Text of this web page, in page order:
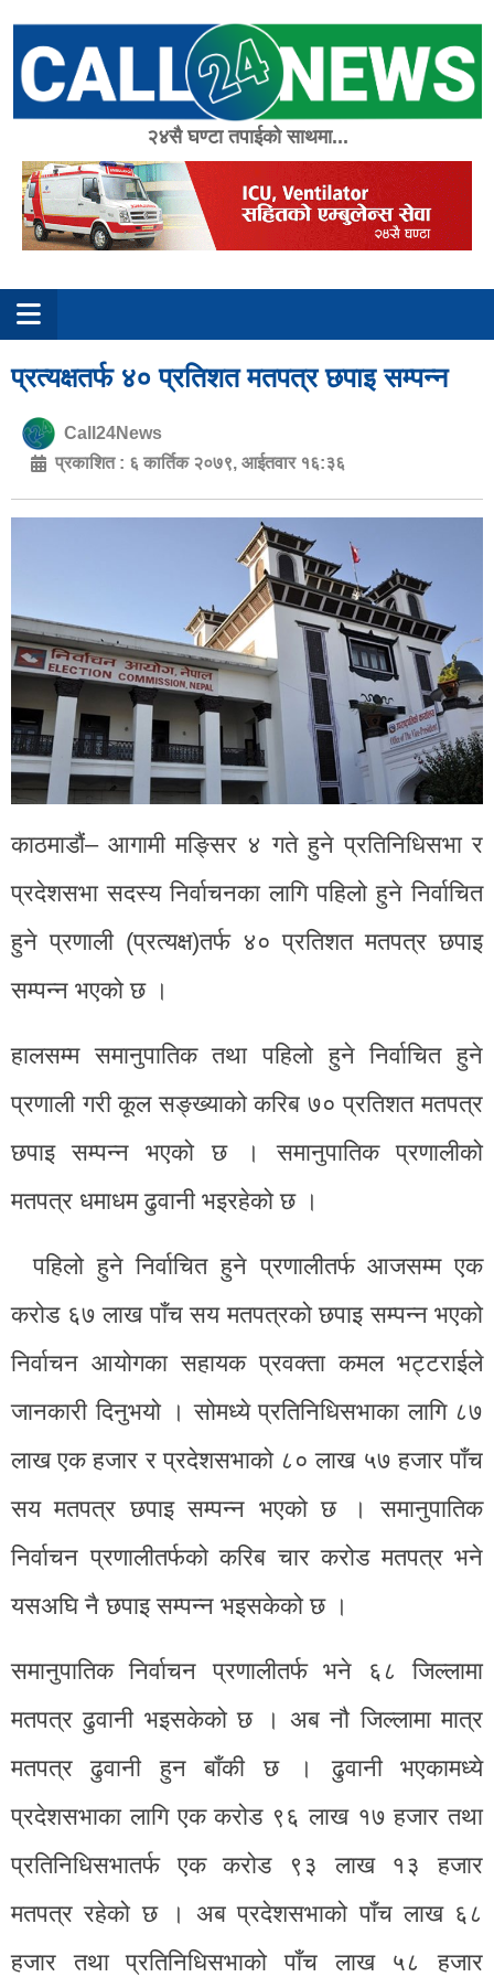
content
२४सै घण्टा तपाईको साथमा...
प्रत्यक्षतर्फ ४० प्रतिशत मतपत्र छपाइ सम्पन्न
Call24News
प्रकाशित : ६ कार्तिक २०७९, आईतवार १६:३६
काठमाडौं– आगामी मङ्सिर ४ गते हुने प्रतिनिधिसभा र
प्रदेशसभा सदस्य निर्वाचनका लागि पहिलो हुने निर्वाचित
हुने प्रणाली (प्रत्यक्ष)तर्फ ४० प्रतिशत मतपत्र छपाइ
सम्पन्न भएको छ ।
हालसम्म समानुपातिक तथा पहिलो हुने निर्वाचित हुने
प्रणाली गरी कूल सङ्ख्याको करिब ७० प्रतिशत मतपत्र
छपाइ सम्पन्न भएको छ । समानुपातिक प्रणालीको
मतपत्र धमाधम ढुवानी भइरहेको छ ।
पहिलो हुने निर्वाचित हुने प्रणालीतर्फ आजसम्म एक
करोड ६७ लाख पाँच सय मतपत्रको छपाइ सम्पन्न भएको
निर्वाचन आयोगका सहायक प्रवक्ता कमल भट्टराईले
जानकारी दिनुभयो । सोमध्ये प्रतिनिधिसभाका लागि ८७
लाख एक हजार र प्रदेशसभाको ८० लाख ५७ हजार पाँच
सय मतपत्र छपाइ सम्पन्न भएको छ । समानुपातिक
निर्वाचन प्रणालीतर्फको करिब चार करोड मतपत्र भने
यसअघि नै छपाइ सम्पन्न भइसकेको छ ।
समानुपातिक निर्वाचन प्रणालीतर्फ भने ६८ जिल्लामा
मतपत्र ढुवानी भइसकेको छ । अब नौ जिल्लामा मात्र
मतपत्र ढुवानी हुन बाँकी छ । ढुवानी भएकामध्ये
प्रदेशसभाका लागि एक करोड ९६ लाख १७ हजार तथा
प्रतिनिधिसभातर्फ एक करोड ९३ लाख १३ हजार
मतपत्र रहेको छ । अब प्रदेशसभाको पाँच लाख ६८
हजार तथा प्रतिनिधिसभाको पाँच लाख ५८ हजार